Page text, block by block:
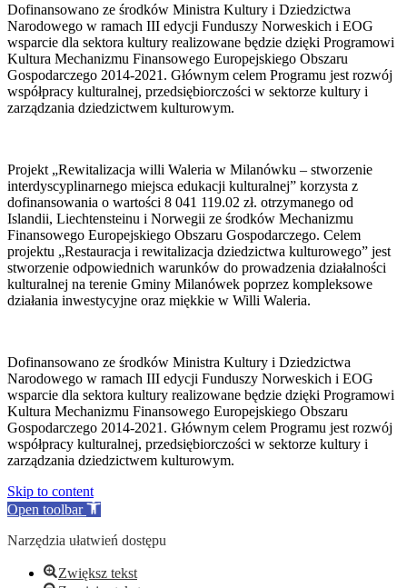
Dofinansowano ze środków Ministra Kultury i Dziedzictwa
Narodowego w ramach III edycji Funduszy Norweskich i EOG
wsparcie dla sektora kultury realizowane będzie dzięki Programowi
Kultura Mechanizmu Finansowego Europejskiego Obszaru
Gospodarczego 2014-2021. Głównym celem Programu jest rozwój
współpracy kulturalnej, przedsiębiorczości w sektorze kultury i
zarządzania dziedzictwem kulturowym.
Projekt „Rewitalizacja willi Waleria w Milanówku – stworzenie
interdyscyplinarnego miejsca edukacji kulturalnej” korzysta z
dofinansowania o wartości 8 041 119.02 zł. otrzymanego od
Islandii, Liechtensteinu i Norwegii ze środków Mechanizmu
Finansowego Europejskiego Obszaru Gospodarczego. Celem
projektu „Restauracja i rewitalizacja dziedzictwa kulturowego” jest
stworzenie odpowiednich warunków do prowadzenia działalności
kulturalnej na terenie Gminy Milanówek poprzez kompleksowe
działania inwestycyjne oraz miękkie w Willi Waleria.
Dofinansowano ze środków Ministra Kultury i Dziedzictwa
Narodowego w ramach III edycji Funduszy Norweskich i EOG
wsparcie dla sektora kultury realizowane będzie dzięki Programowi
Kultura Mechanizmu Finansowego Europejskiego Obszaru
Gospodarczego 2014-2021. Głównym celem Programu jest rozwój
współpracy kulturalnej, przedsiębiorczości w sektorze kultury i
zarządzania dziedzictwem kulturowym.
Skip to content
Open toolbar
Narzędzia ułatwień dostępu
Zwiększ tekst